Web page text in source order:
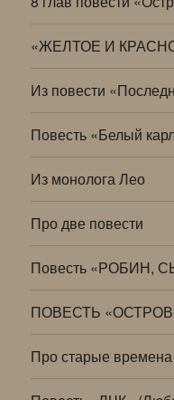
«ЖЕЛТОЕ И
Из повести
Повесть «Белый
Из монолога Лео
Про две повести
Повесть «РОБИН,
ПОВЕСТЬ
Про старые времена